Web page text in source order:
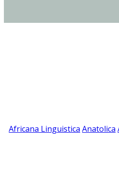
Africana Linguistica Anatolica